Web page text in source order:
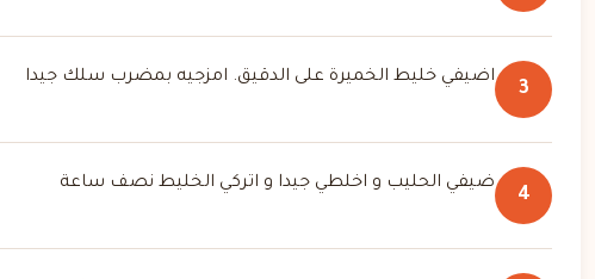
3
اضيفي خليط الخميرة على الدقيق. امزجيه بمضرب سلك جيدا
4
ضيفي الحليب و اخلطي جيدا و اتركي الخليط نصف ساعة